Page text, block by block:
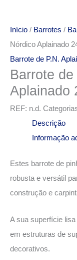
Início / Barrotes /
Nórdico Aplainado
Barrote de P.N.
Barrote
Aplainado
REF: n.d.
Descrição
Informação
Estes barrote de
robusta e versátil
construção e
A sua superfície
em estruturas de
decorativos.